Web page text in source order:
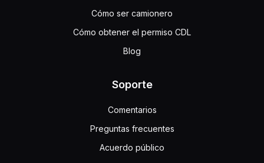
Cómo ser camionero
Cómo obtener el permiso CDL
Blog
Soporte
Comentarios
Preguntas frecuentes
Acuerdo público